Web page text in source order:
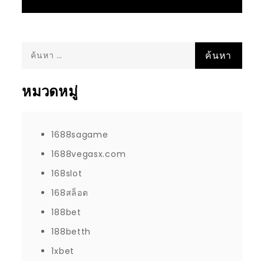
ค้นหา
หมวดหมู่
1688sagame
1688vegasx.com
168slot
168สล็อต
188bet
188betth
1xbet